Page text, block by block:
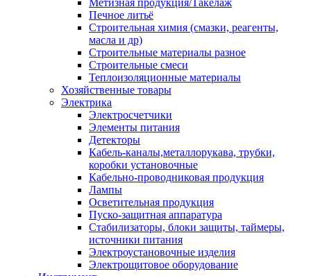
Метизная продукция/Такелаж
Печное литьё
Строительная химия (смазки, реагенты,
масла и др)
Строительные материалы разное
Строительные смеси
Теплоизоляционные материалы
Хозяйственные товары
Электрика
Электросчетчики
Элементы питания
Детекторы
Кабель-каналы,металлорукава, трубки,
коробки установочные
Кабельно-проводниковая продукция
Лампы
Осветительная продукция
Пуско-защитная аппаратура
Стабилизаторы, блоки защиты, таймеры,
источники питания
Электроустановочные изделия
Электрощитовое оборудование